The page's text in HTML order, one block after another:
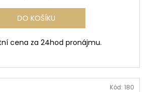
DO KOŠÍKU
cena za 24hod pronájmu.
Kód: 180